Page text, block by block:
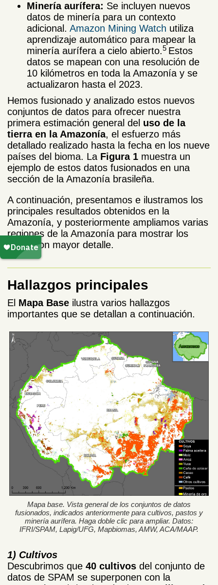
Minería aurífera: Se incluyen nuevos
datos de minería para un contexto
adicional. Amazon Mining Watch utiliza
aprendizaje automático para mapear la
minería aurífera a cielo abierto.5 Estos
datos se mapean con una resolución de
10 kilómetros en toda la Amazonía y se
actualizaron hasta el 2023.
Hemos fusionado y analizado estos nuevos
conjuntos de datos para ofrecer nuestra
primera estimación general del uso de la
tierra en la Amazonía, el esfuerzo más
detallado realizado hasta la fecha en los nueve
países del bioma. La Figura 1 muestra un
ejemplo de estos datos fusionados en una
sección de la Amazonía brasileña.
A continuación, presentamos e ilustramos los
principales resultados obtenidos en la
Amazonía, y posteriormente ampliamos varias
regiones de la Amazonía para mostrar los
datos con mayor detalle.
Hallazgos principales
El Mapa Base ilustra varios hallazgos
importantes que se detallan a continuación.
Mapa base. Vista general de los conjuntos de datos
fusionados, indicados anteriormente para cultivos, pastos y
minería aurífera. Haga doble clic para ampliar. Datos:
IFRI/SPAM, Lapig/UFG, Mapbiomas, AMW, ACA/MAAP.
1) Cultivos
Descubrimos que 40 cultivos del conjunto de
datos de SPAM se superponen con la